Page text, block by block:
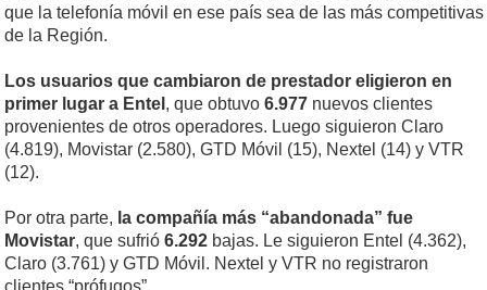
que la telefonía móvil en ese país sea de las más competitivas
de la Región.
Los usuarios que cambiaron de prestador eligieron en
primer lugar a Entel , que obtuvo 6.977 nuevos clientes
provenientes de otros operadores. Luego siguieron Claro
(4.819), Movistar (2.580), GTD Móvil (15), Nextel (14) y VTR
(12).
Por otra parte, la compañía más “abandonada” fue
Movistar, que sufrió 6.292 bajas. Le siguieron Entel (4.362),
Claro (3.761) y GTD Móvil. Nextel y VTR no registraron
clientes “prófugos”.